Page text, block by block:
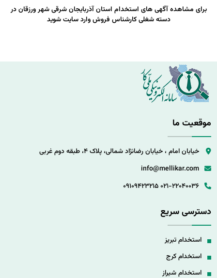
برای مشاهده آگهی های استخدام استان آذربایجان شرقی شهر ورزقان در
دسته شغلی کارشناس فروش وارد سایت شوید
موقعیت ما
خیابان امام ، خیابان رضانژاد شمالی، پلاک 4، طبقه دوم غربی
info@mellikar.com
021-22040036
09109423215
دسترسی سریع
استخدام تبریز
استخدام کرج
استخدام شیراز